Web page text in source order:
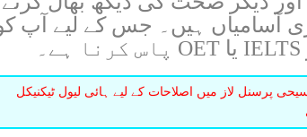
آسامیاں ہیں۔ جس کے لیے آپ
پرسنل لاز میں اصلاحات کے لیے ہائی لیول ٹیکنیکل